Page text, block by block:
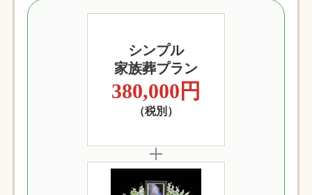
シンプル
家族葬プラン
380,000円
（税別）